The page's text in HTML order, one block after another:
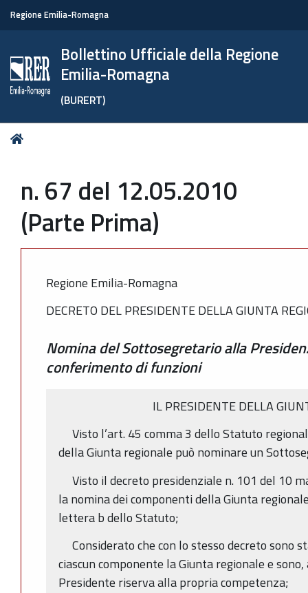
Regione Emilia-Romagna
Bollettino Ufficiale della Regione
Emilia-Romagna
(BURERT)
Tu
n. 67 del 12.05.2010
(Parte Prima)
Regione Emilia-Romagna
DECRETO DEL PRESIDENTE DELLA GIUNTA
Nomina del Sottosegretario alla
conferimento di funzioni
IL PRESIDENTE DELLA
Visto l’art. 45 comma 3 dello Statuto
della Giunta regionale può nominare un
Visto il decreto presidenziale n. 101 del 10
la nomina dei componenti della Giunta
lettera b dello Statuto;
Considerato che con lo stesso decreto sono
ciascun componente la Giunta regionale e
Presidente riserva alla propria competenza;